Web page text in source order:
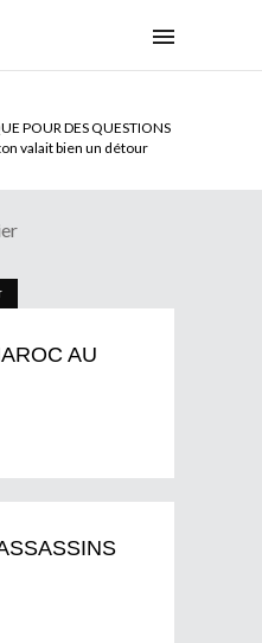
POUR DES QUESTIONS
valait bien un détour
AU